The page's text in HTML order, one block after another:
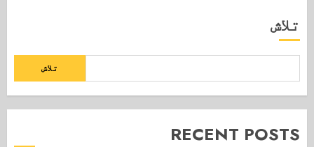
تلاش
تلاش
RECENT POSTS